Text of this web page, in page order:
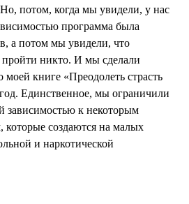
потом, когда мы увидели, у нас
программа была
а потом мы увидели, что
пройти никто. И мы сделали
книге «Преодолеть страсть
Единственное, мы ограничили
зависимостью к некоторым
которые создаются на малых
и наркотической